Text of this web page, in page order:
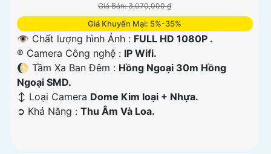
Giá Bán: 3,070,000 ₫
Giá Khuyến Mại: 5%-35%
👁 Chất lượng hình Ảnh : FULL HD 1080P .
®️ Camera Công nghệ : IP Wifi.
🌔 Tầm Xa Ban Đêm : Hồng Ngoại 30m Hồng
Ngoại SMD.
↕️ Loại Camera Dome Kim loại + Nhựa.
️➲ Khả Năng : Thu Âm Và Loa.